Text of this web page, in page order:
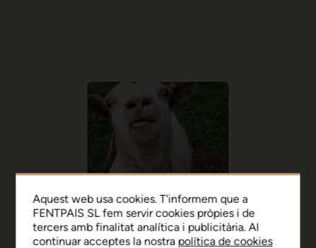
Aquest web usa cookies. T'informem que a
FENTPAIS SL fem servir cookies pròpies i de
tercers amb finalitat analítica i publicitària. Al
continuar acceptes la nostra política de cookies